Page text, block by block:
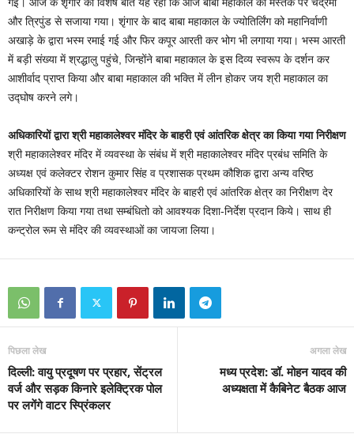
गई। आज के शृंगार की विशेष बात यह रही कि आज बाबा महाकाल को मस्तक पर चंद्रमा
और त्रिपुंड से सजाया गया। शृंगार के बाद बाबा महाकाल के ज्योतिर्लिंग को महानिर्वाणी
अखाड़े के द्वारा भस्म रमाई गई और फिर कपूर आरती कर भोग भी लगाया गया। भस्म आरती
में बड़ी संख्या में श्रद्धालु पहुंचे, जिन्होंने बाबा महाकाल के इस दिव्य स्वरूप के दर्शन कर
आशीर्वाद प्राप्त किया और बाबा महाकाल की भक्ति में लीन होकर जय श्री महाकाल का
उद्घोष करने लगे।
अधिकारियों द्वारा श्री महाकालेश्वर मंदिर के बाहरी एवं आंतरिक क्षेत्र का किया गया निरीक्षण
श्री महाकालेश्वर मंदिर में व्यवस्था के संबंध में श्री महाकालेश्वर मंदिर प्रबंध समिति के
अध्यक्ष एवं कलेक्टर रोशन कुमार सिंह व प्रशासक प्रथम कौशिक द्वारा अन्य वरिष्ठ
अधिकारियों के साथ श्री महाकालेश्वर मंदिर के बाहरी एवं आंतरिक क्षेत्र का निरीक्षण देर
रात निरीक्षण किया गया तथा सम्बंधितो को आवश्यक दिशा-निर्देश प्रदान किये। साथ ही
कन्ट्रोल रूम से मंदिर की व्यवस्थाओं का जायजा लिया।
पिछला लेख
दिल्ली: वायु प्रदूषण पर प्रहार, सेंट्रल
वर्ज और सड़क किनारे इलेक्ट्रिक पोल
पर लगेंगे वाटर स्प्रिंकलर
अगला लेख
मध्य प्रदेश: डॉ. मोहन यादव की
अध्यक्षता में कैबिनेट बैठक आज